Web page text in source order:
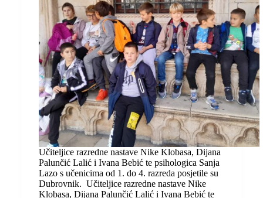
Učiteljice razredne nastave Nike Klobasa, Dijana
Palunčić Lalić i Ivana Bebić te psihologica Sanja
Lazo s učenicima od 1. do 4. razreda posjetile su
Dubrovnik. Učiteljice razredne nastave Nike
Klobasa, Dijana Palunčić Lalić i Ivana Bebić te